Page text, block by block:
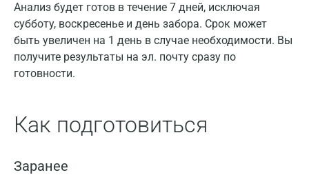
Анализ будет готов в течение 7 дней, исключая
субботу, воскресенье и день забора. Срок может
быть увеличен на 1 день в случае необходимости. Вы
получите результаты на эл. почту сразу по
готовности.
Как подготовиться
Заранее